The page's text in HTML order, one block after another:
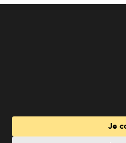
Informations